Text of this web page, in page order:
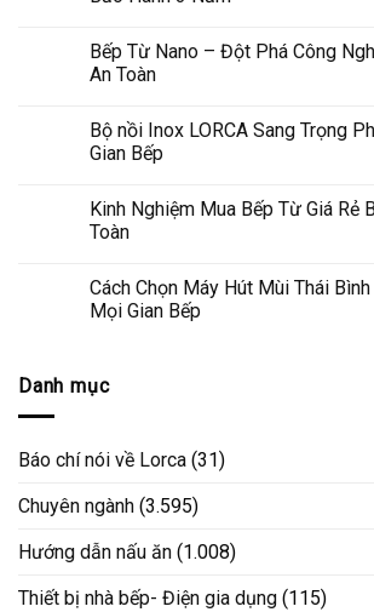
Bếp Từ Nano – Đột Phá Công
An Toàn
Bộ nồi Inox LORCA Sang Trọng
Gian Bếp
Kinh Nghiệm Mua Bếp Từ Giá Rẻ
Toàn
Cách Chọn Máy Hút Mùi Thái
Mọi Gian Bếp
Danh mục
Báo chí nói về Lorca (31)
Chuyên ngành (3.595)
Hướng dẫn nấu ăn (1.008)
Thiết bị nhà bếp- Điện gia dụng (115)